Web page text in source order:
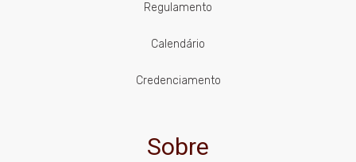
Regulamento
Calendário
Credenciamento
Sobre